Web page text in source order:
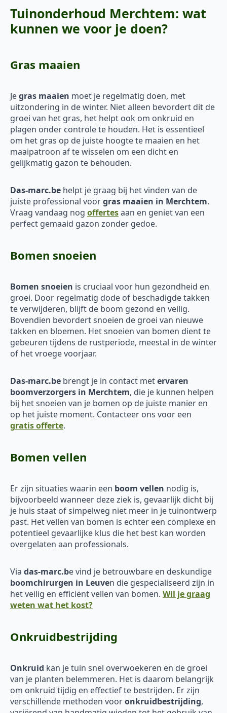
Tuinonderhoud Merchtem: wat
kunnen we voor je doen?
Gras maaien
Jegras maaien moet je regelmatig doen, met
uitzondering in de winter. Niet alleen bevordert dit de
groei van het gras, het helpt ook om onkruid en
plagen onder controle te houden. Het is essentieel
om het gras op de juiste hoogte te maaien en het
maaipatroon af te wisselen om een dicht en
gelijkmatig gazon te behouden.
Das-marc.be helpt je graag bij het vinden van de
juiste professional voorgras maaien in Merchtem.
Vraag vandaag nog offertesaan en geniet van een
perfect gemaaid gazon zonder gedoe.
Bomen snoeien
Bomen snoeien is cruciaal voor hun gezondheid en
groei. Door regelmatig dode of beschadigde takken
te verwijderen, blijft de boom gezond en veilig.
Bovendien bevordert snoeien de groei van nieuwe
takken en bloemen. Het snoeien van bomen dient te
gebeuren tijdens de rustperiode, meestal in de winter
of het vroege voorjaar.
Das-marc.be brengt je in contact metervaren
boomverzorgers in Merchtem, die je kunnen helpen
bij het snoeien van je bomen op de juiste manier en
op het juiste moment. Contacteer ons voor een
gratis offerte.
Bomen vellen
Er zijn situaties waarin een boom vellen nodig is,
bijvoorbeeld wanneer deze ziek is, gevaarlijk dicht bij
je huis staat of simpelweg niet meer in je tuinontwerp
past. Het vellen van bomen is echter een complexe en
potentieel gevaarlijke klus die het best kan worden
overgelaten aan professionals.
Via das-marc.be vind je betrouwbare en deskundige
boomchirurgen in Leuven die gespecialiseerd zijn in
het veilig en efficiënt vellen van bomen. Wil je graag
weten wat het kost?
Onkruidbestrijding
Onkruid kan je tuin snel overwoekeren en de groei
van je planten belemmeren. Het is daarom belangrijk
om onkruid tijdig en effectief te bestrijden. Er zijn
verschillende methoden vooronkruidbestrijding,